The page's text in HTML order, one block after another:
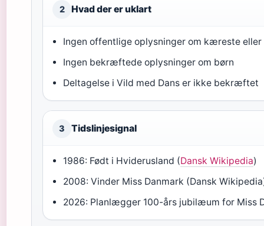
2 Hvad der er uklart
Ingen offentlige oplysninger om kæreste
Ingen bekræftede oplysninger om børn
Deltagelse i Vild med Dans er ikke bekræftet
3 Tidslinjesignal
1986: Født i Hviderusland (Dansk Wikipedia)
2008: Vinder Miss Danmark (Dansk
2026: Planlægger 100-års jubilæum for Miss